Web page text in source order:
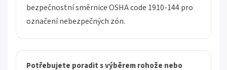
bezpečnostní směrnice OSHA code 1910-144 pro
označení nebezpečných zón.
Potřebujete poradit s výběrem rohože nebo